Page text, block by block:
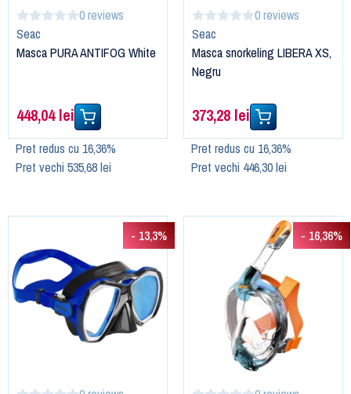
0 reviews
Seac
Masca PURA ANTIFOG White
448,04 lei
Pret redus cu 16,36%
Pret vechi 535,68 lei
0 reviews
Seac
Masca snorkeling LIBERA XS,
Negru
373,28 lei
Pret redus cu 16,36%
Pret vechi 446,30 lei
- 13,3% - 16,36%